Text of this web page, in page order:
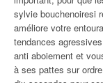
sylvie bouchenoiresi
améliore votre
tendances
anti aboiement et
à ses pattes sur